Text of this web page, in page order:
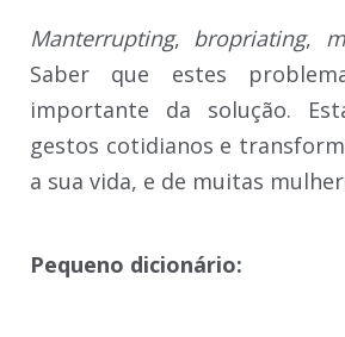
Manterrupting, bropriating,
Saber que estes
importante da solução.
gestos cotidianos e
a sua vida, e de muitas
Pequeno dicionário: